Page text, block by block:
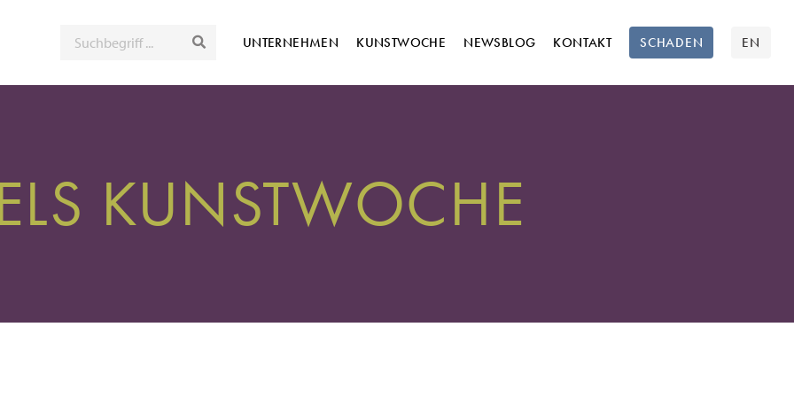
SUCHE UNTERNEHMEN KUNSTWOCHE NEWSBLOG KONTAKT SCHADEN EN
KUNSTWOCHE